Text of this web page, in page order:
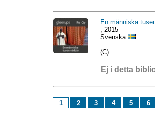
En människa
, 2015
Svenska
(C)
Ej i detta
1 2 3 4 5 6